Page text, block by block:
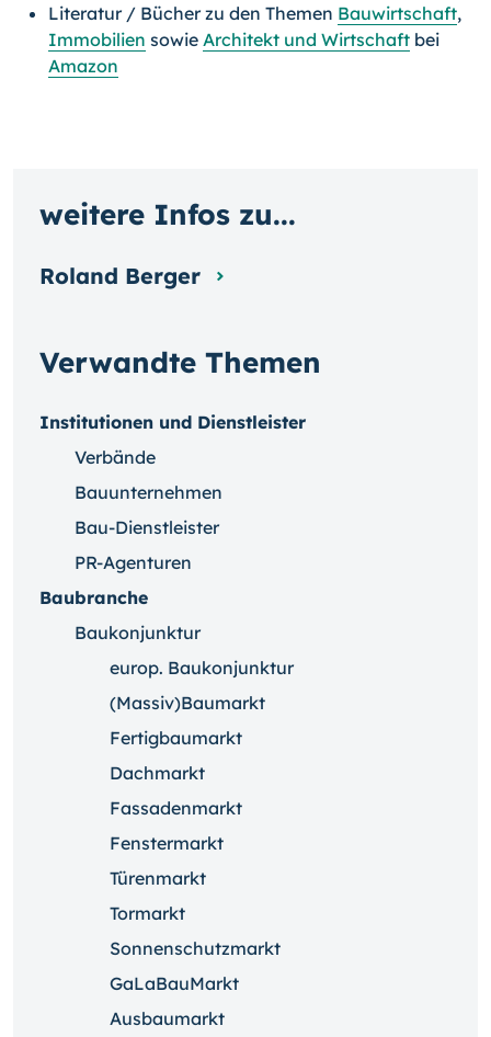
Literatur / Bücher zu den Themen Bauwirtschaft,
Immobilien sowie Architekt und Wirtschaft bei
Amazon
Verwandte Themen
Institutionen und Dienstleister
Verbände
Bauunternehmen
Bau-Dienstleister
PR-Agenturen
Baubranche
Baukonjunktur
europ. Baukonjunktur
(Massiv)Baumarkt
Fertigbaumarkt
Dachmarkt
Fassadenmarkt
Fenstermarkt
Türenmarkt
Tormarkt
Sonnenschutzmarkt
GaLaBauMarkt
Ausbaumarkt
weitere Infos zu...
Roland Berger